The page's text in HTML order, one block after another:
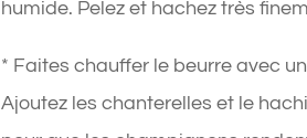
humide. Pelez et hachez très
* Faites chauffer le beurre avec
Ajoutez les chanterelles et le